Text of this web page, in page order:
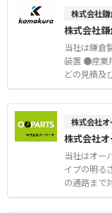
株式会社
株式会社
当社は鎌倉
装置 ●産業
どの見積及
合わせくだ
株式会社
株式会社
当社はオ
イプの明る
の通路まで
高天井照明
イト、防水